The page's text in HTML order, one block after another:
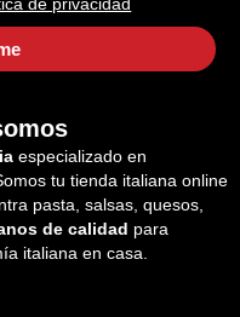
especializado en
tu tienda italiana online
pasta, salsas, quesos,
de calidad para
italiana en casa.